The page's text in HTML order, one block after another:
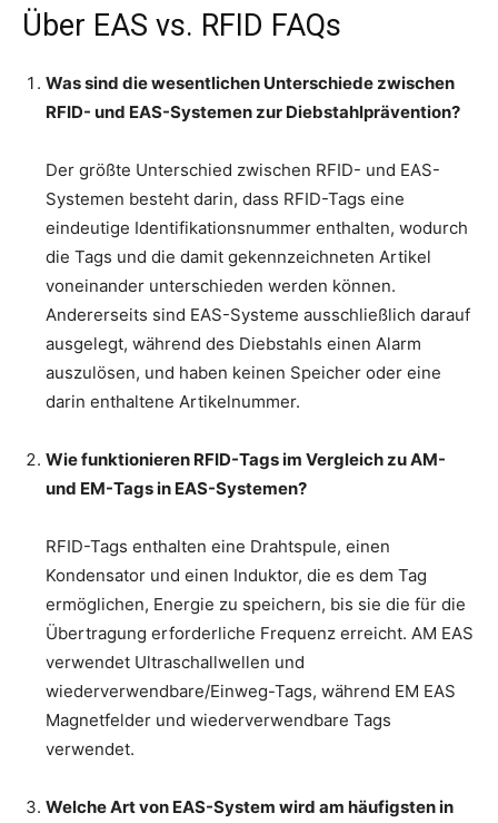
Über EAS vs. RFID FAQs
Was sind die wesentlichen Unterschiede zwischen
RFID- und EAS-Systemen zur Diebstahlprävention?
Der größte Unterschied zwischen RFID- und EAS-
Systemen besteht darin, dass RFID-Tags eine
eindeutige Identifikationsnummer enthalten, wodurch
die Tags und die damit gekennzeichneten Artikel
voneinander unterschieden werden können.
Andererseits sind EAS-Systeme ausschließlich darauf
ausgelegt, während des Diebstahls einen Alarm
auszulösen, und haben keinen Speicher oder eine
darin enthaltene Artikelnummer.
Wie funktionieren RFID-Tags im Vergleich zu AM-
und EM-Tags in EAS-Systemen?
RFID-Tags enthalten eine Drahtspule, einen
Kondensator und einen Induktor, die es dem Tag
ermöglichen, Energie zu speichern, bis sie die für die
Übertragung erforderliche Frequenz erreicht. AM EAS
verwendet Ultraschallwellen und
wiederverwendbare/Einweg-Tags, während EM EAS
Magnetfelder und wiederverwendbare Tags
verwendet.
Welche Art von EAS-System wird am häufigsten in